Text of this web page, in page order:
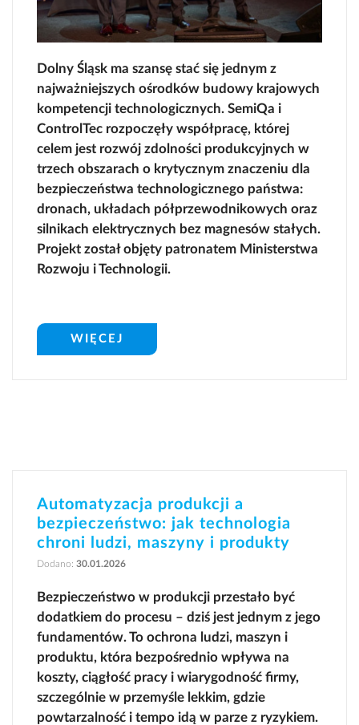
Dolny Śląsk ma szansę stać się jednym z
najważniejszych ośrodków budowy krajowych
kompetencji technologicznych. SemiQa i
ControlTec rozpoczęły współpracę, której
celem jest rozwój zdolności produkcyjnych w
trzech obszarach o krytycznym znaczeniu dla
bezpieczeństwa technologicznego państwa:
dronach, układach półprzewodnikowych oraz
silnikach elektrycznych bez magnesów stałych.
Projekt został objęty patronatem Ministerstwa
Rozwoju i Technologii.
WIĘCEJ
Automatyzacja produkcji a
bezpieczeństwo: jak technologia
chroni ludzi, maszyny i produkty
Dodano: 30.01.2026
Bezpieczeństwo w produkcji przestało być
dodatkiem do procesu – dziś jest jednym z jego
fundamentów. To ochrona ludzi, maszyn i
produktu, która bezpośrednio wpływa na
koszty, ciągłość pracy i wiarygodność firmy,
szczególnie w przemyśle lekkim, gdzie
powtarzalność i tempo idą w parze z ryzykiem.